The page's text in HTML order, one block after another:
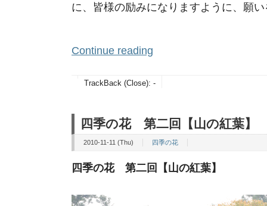
に、皆様の励みになりますように、願
Continue reading
TrackBack (Close): -
四季の花 第二回【山の紅葉】
2010-11-11 (Thu) 四季の花
四季の花 第二回【山の紅葉】